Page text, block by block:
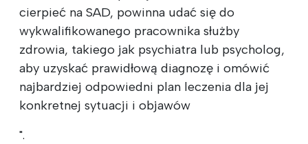
cierpieć na SAD, powinna udać się do
wykwalifikowanego pracownika służby
zdrowia, takiego jak psychiatra lub psycholog,
aby uzyskać prawidłową diagnozę i omówić
najbardziej odpowiedni plan leczenia dla jej
konkretnej sytuacji i objawów
".